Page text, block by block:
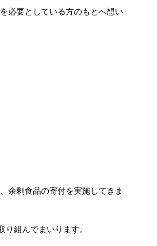
必要としている方のもとへ想い
余剰食品の寄付を実施してきま
組んでまいります。